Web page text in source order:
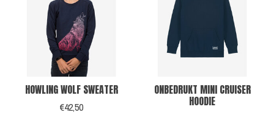
HOWLING WOLF SWEATER
€42,50
ONBEDRUKT MINI CRUISER
HOODIE